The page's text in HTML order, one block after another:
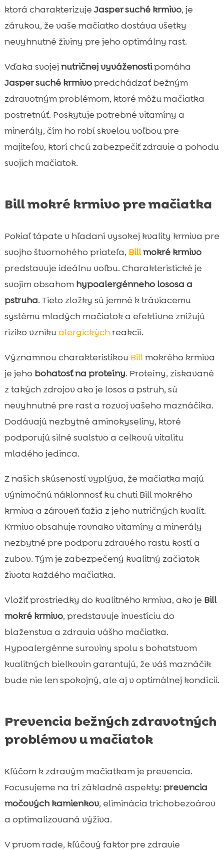
ktorá charakterizuje Jasper suché krmivo, je
zárukou, že vaše mačiatko dostáva všetky
nevyhnutné živiny pre jeho optimálny rast.
Vďaka svojejnutričnej vyváženostipomáha
Jasper suché krmivopredchádzať bežným
zdravotným problémom, ktoré môžu mačiatka
postretnúť. Poskytuje potrebné vitamíny a
minerály, čím ho robí skvelou voľbou pre
majiteľov, ktorí chcú zabezpečiť zdravie a pohodu
svojich mačiatok.
Bill mokré krmivo pre mačiatka
Pokiaľ tápate v hľadaní vysokej kvality krmiva pre
svojho štvornohého priateľa, Billmokré krmivo
predstavuje ideálnu voľbu. Charakteristické je
svojím obsahom hypoalergénneho lososa a
pstruha. Tieto zložky sú jemné k tráviacemu
systému mladých mačiatok a efektívne znižujú
riziko vznikualergickýchreakcií.
Významnou charakteristikou Billmokrého krmiva
je jeho bohatosť na proteíny. Proteíny, získavané
z takých zdrojov ako je losos a pstruh, sú
nevyhnutné pre rast a rozvoj vašeho maznáčika.
Dodávajú nezbytné aminokyseliny, ktoré
podporujú silné svalstvo a celkovú vitalitu
mladého jedinca.
Z našich skúseností vyplýva, že mačiatka majú
výnimočnú náklonnosť ku chuti Bill mokrého
krmiva a zároveň ťažia z jeho nutričných kvalít.
Krmivo obsahuje rovnako vitamíny a minerály
nezbytné pre podporu zdravého rastu kostí a
zubov. Tým je zabezpečený kvalitný začiatok
života každého mačiatka.
Vložiť prostriedky do kvalitného krmiva, ako je Bill
mokré krmivo, predstavuje investíciu do
blaženstva a zdravia vášho mačiatka.
Hypoalergénne suroviny spolu s bohatstvom
kvalitných bielkovín garantujú, že váš maznáčik
bude nie len spokojný, ale aj v optimálnej kondícii.
Prevencia bežných zdravotných
problémov u mačiatok
Kľúčom k zdravým mačiatkam je prevencia.
Focusujeme na tri základné aspekty: prevencia
močových kamienkov, eliminácia trichobezoárov
a optimalizovaná výživa.
V prvom rade, kľúčový faktor pre zdravie